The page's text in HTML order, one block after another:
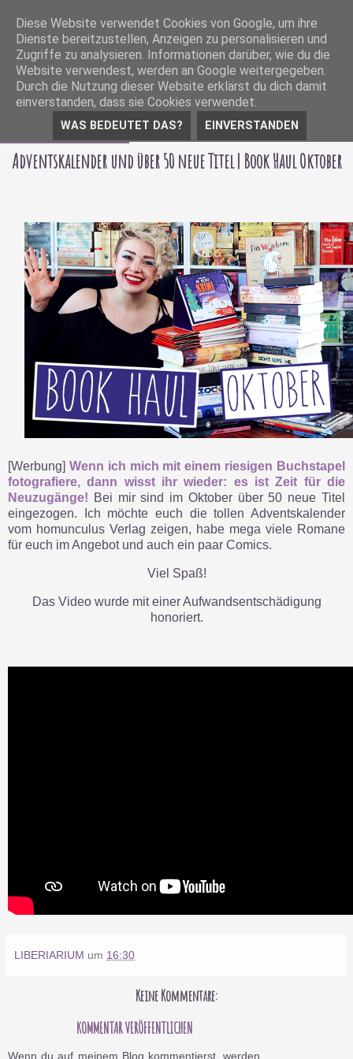
Adventskalender und über 50 neue Titel | Book Haul Oktober
[Werbung] Wenn ich mich mit einem riesigen Buchstapel
fotografiere, dann wisst ihr wieder: es ist Zeit für die
Neuzugänge! Bei mir sind im Oktober über 50 neue Titel
eingezogen. Ich möchte euch die tollen Adventskalender
vom homunculus Verlag zeigen, habe mega viele Romane
für euch im Angebot und auch ein paar Comics.
Viel Spaß!
Das Video wurde mit einer Aufwandsentschädigung
honoriert.
LIBERIARIUM um 16:30
Keine Kommentare:
KOMMENTAR VERÖFFENTLICHEN
Wenn du auf meinem Blog kommentierst, werden
Diese Website verwendet Cookies von Google, um ihre
Dienste bereitzustellen, Anzeigen zu personalisieren und
Zugriffe zu analysieren. Informationen darüber, wie du die
Website verwendest, werden an Google weitergegeben.
Durch die Nutzung dieser Website erklärst du dich damit
einverstanden, dass sie Cookies verwendet.
WAS BEDEUTET DAS? EINVERSTANDEN